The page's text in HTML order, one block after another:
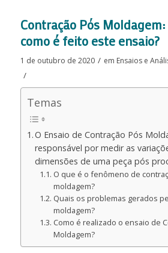
Contração Pós Moldagem:
como é feito este ensaio?
1 de outubro de 2020 / em Ensaios e
/
Temas
O Ensaio de Contração Pós
responsável por medir as
dimensões de uma peça pós
O que é o fenômeno de
moldagem?
Quais os problemas gerados
moldagem?
Como é realizado o ensaio de
Moldagem?